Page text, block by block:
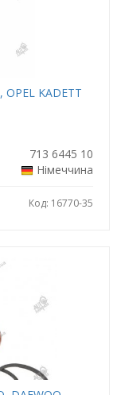
KADETT
713 6445 10
Німеччина
Код: 16770-35